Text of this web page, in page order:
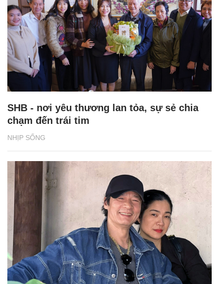
NHỊP SỐNG
SHB - nơi yêu thương lan tỏa, sự sẻ chia
chạm đến trái tim